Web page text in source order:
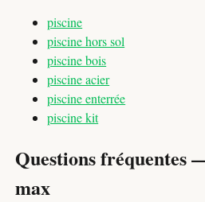
piscine
piscine hors sol
piscine bois
piscine acier
piscine enterrée
piscine kit
Questions fréquentes
max